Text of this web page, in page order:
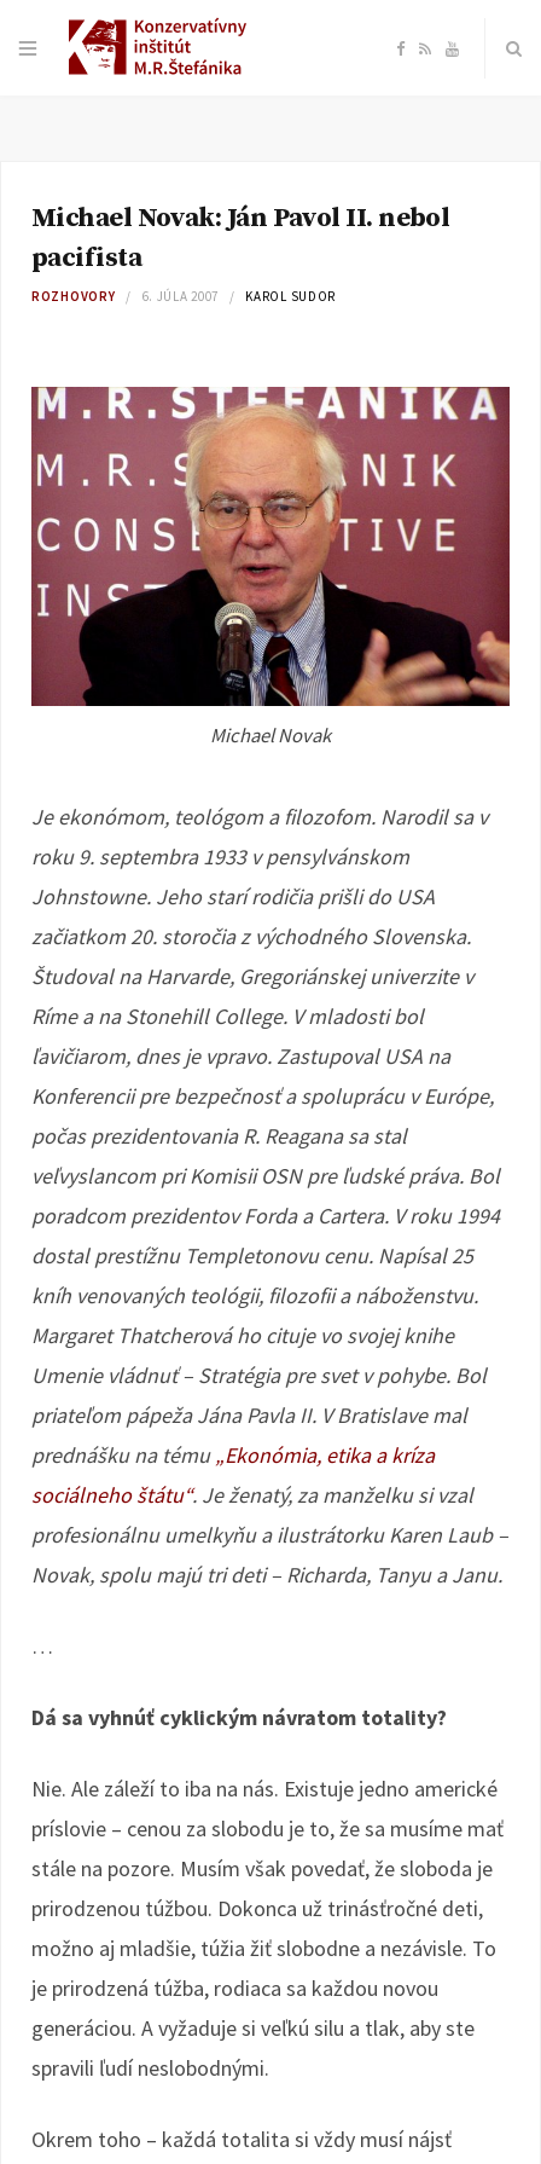
F
e
o
R Y
Michael Novak: Ján Pavol II. nebol
pacifista
ROZHOVORY 6. JÚLA 2007 KAROL SUDOR
Michael Novak
Je ekonómom, teológom a filozofom. Narodil sa v
roku 9. septembra 1933 v pensylvánskom
Johnstowne. Jeho starí rodičia prišli do USA
začiatkom 20. storočia z východného Slovenska.
Študoval na Harvarde, Gregoriánskej univerzite v
Ríme a na Stonehill College. V mladosti bol
ľavičiarom, dnes je vpravo. Zastupoval USA na
Konferencii pre bezpečnosť a spoluprácu v Európe,
počas prezidentovania R. Reagana sa stal
veľvyslancom pri Komisii OSN pre ľudské práva. Bol
poradcom prezidentov Forda a Cartera. V roku 1994
dostal prestížnu Templetonovu cenu. Napísal 25
kníh venovaných teológii, filozofii a náboženstvu.
Margaret Thatcherová ho cituje vo svojej knihe
Umenie vládnuť – Stratégia pre svet v pohybe. Bol
priateľom pápeža Jána Pavla II. V Bratislave mal
prednášku na tému„Ekonómia, etika a kríza
sociálneho štátu“. Je ženatý, za manželku si vzal
profesionálnu umelkyňu a ilustrátorku Karen Laub –
Novak, spolu majú tri deti – Richarda, Tanyu a Janu.
…
Dá sa vyhnúť cyklickým návratom totality?
Nie. Ale záleží to iba na nás. Existuje jedno americké
príslovie – cenou za slobodu je to, že sa musíme mať
stále na pozore. Musím však povedať, že sloboda je
prirodzenou túžbou. Dokonca už trinásťročné deti,
možno aj mladšie, túžia žiť slobodne a nezávisle. To
je prirodzená túžba, rodiaca sa každou novou
generáciou. A vyžaduje si veľkú silu a tlak, aby ste
spravili ľudí neslobodnými.
Okrem toho – každá totalita si vždy musí nájsť